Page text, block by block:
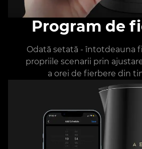
Program de
Odată setată - întotdeauna
propriile scenarii prin
a orei de fierbere din